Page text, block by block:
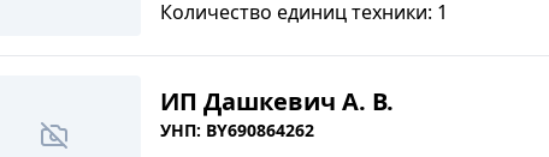
Количество единиц техники: 1
ИП Дашкевич А. В.
УНП: BY690864262